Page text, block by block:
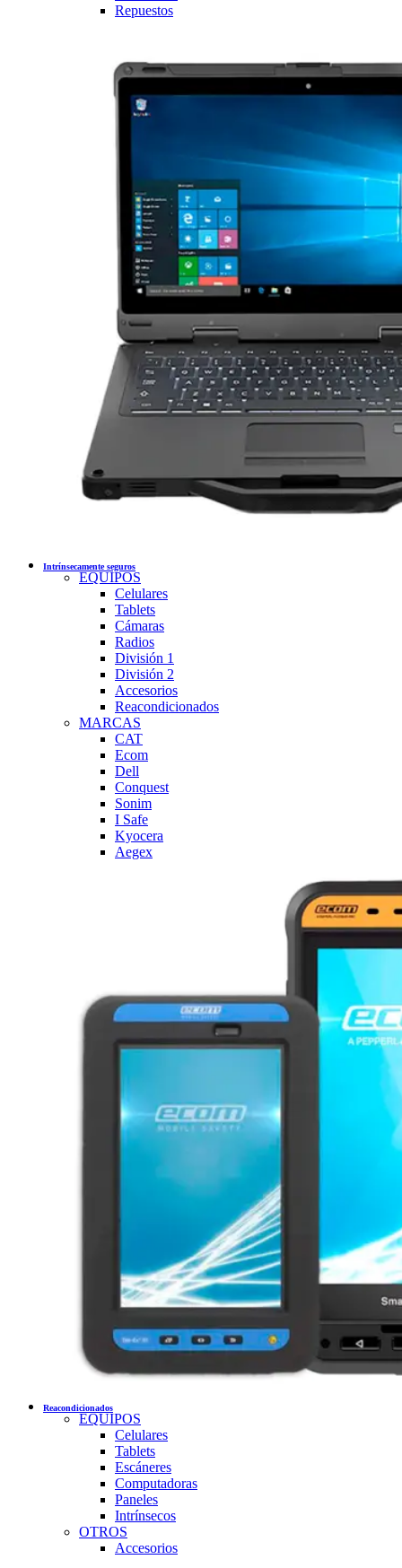
Repuestos
Intrínsecamente seguros
EQUIPOS
Celulares
Tablets
Cámaras
Radios
División 1
División 2
Accesorios
Reacondicionados
MARCAS
CAT
Ecom
Dell
Conquest
Sonim
I Safe
Kyocera
Aegex
Reacondicionados
EQUIPOS
Celulares
Tablets
Escáneres
Computadoras
Paneles
Intrínsecos
OTROS
Accesorios